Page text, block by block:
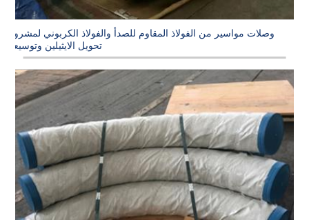
وصلات مواسير من الفولاذ المقاوم للصدأ والفولاذ الكربوني لمشروع
تحويل الايثيلين وتوسيعه